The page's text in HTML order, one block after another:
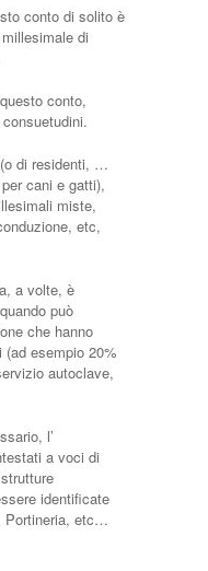
conto di solito è
di
conto,
di residenti, …
cani e gatti),
miste,
etc,
a volte, è
può
che hanno
esempio 20%
autoclave,
l’
a voci di
identificate
Portineria, etc…